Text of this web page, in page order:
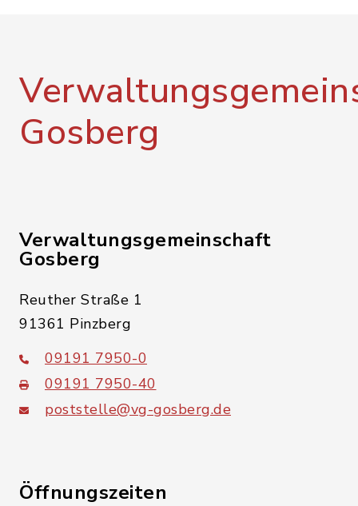
Gosberg
Verwaltungsgemeinschaft
Gosberg
Reuther Straße 1
91361 Pinzberg
09191 7950-0
09191 7950-40
poststelle@vg-gosberg.de
Öffnungszeiten